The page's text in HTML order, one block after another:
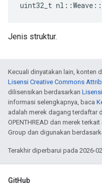
uint32_t
Jenis struktur.
Kecuali dinyatakan lain, konten
Lisensi Creative Commons
dilisensikan berdasarkan
informasi selengkapnya, baca
adalah merek dagang terdaftar
OPENTHREAD dan merek
Group dan digunakan
Terakhir diperbarui pada 2026-
GitHub